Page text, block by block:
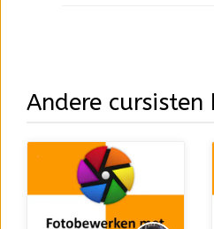
Andere cursisten